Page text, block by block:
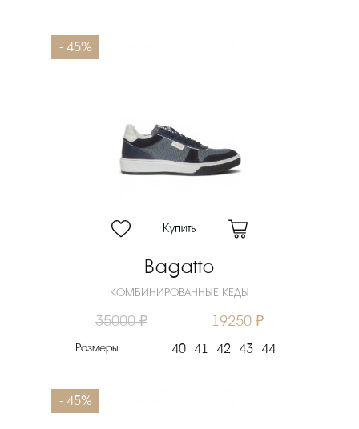
- 45%
Bagatto
КОМБИНИРОВАННЫЕ КЕДЫ
35000 ₽ 19250 ₽
Размеры 40 41 42 43 44
- 45%